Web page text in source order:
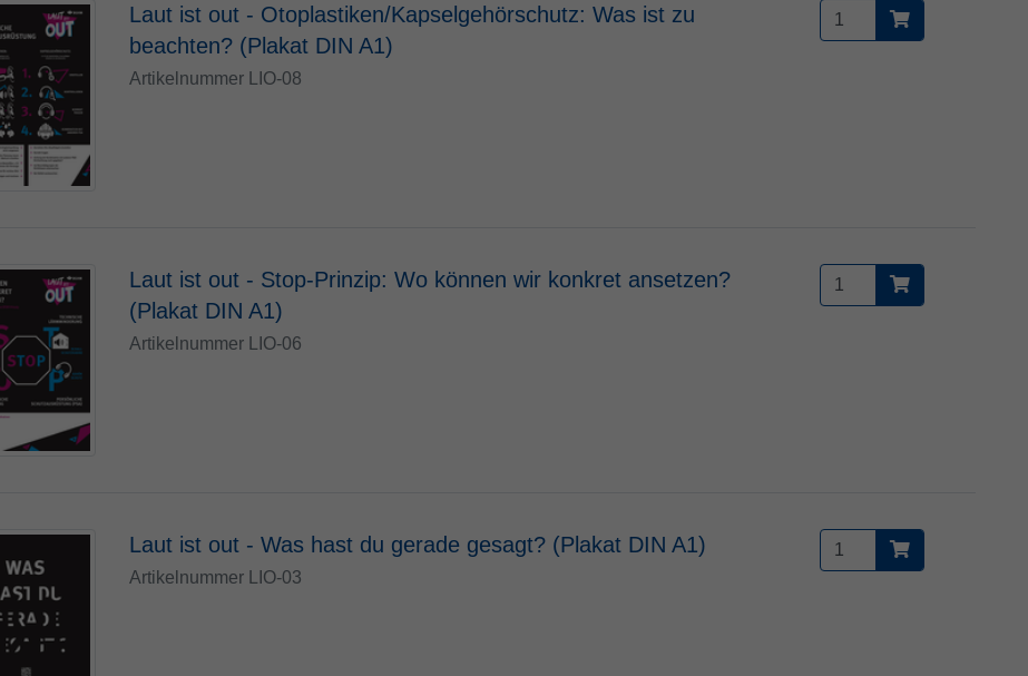
Laut ist out - Otoplastiken/Kapselgehörschutz: Was ist zu
beachten? (Plakat DIN A1)
Artikelnummer LIO-08
Laut ist out - Stop-Prinzip: Wo können wir konkret ansetzen?
(Plakat DIN A1)
Artikelnummer LIO-06
Laut ist out - Was hast du gerade gesagt? (Plakat DIN A1)
Artikelnummer LIO-03